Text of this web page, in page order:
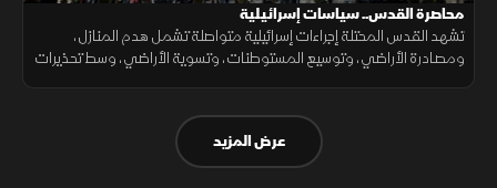
محاصرة القدس.. سياسات إسرائيلية
تشهد القدس المحتلة إجراءات إسرائيلية متواصلة تشمل هدم المنازل،
ومصادرة الأراضي، وتوسيع المستوطنات، وتسوية الأراضي، وسط تحذيرات
عرض المزيد